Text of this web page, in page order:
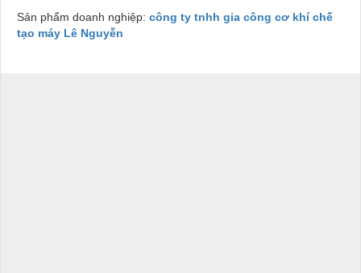
Sản phẩm doanh nghiệp: công ty tnhh gia công cơ khí chế
tạo máy Lê Nguyễn